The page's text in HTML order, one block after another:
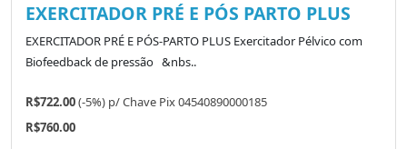
EXERCITADOR PRÉ E PÓS PARTO PLUS
EXERCITADOR PRÉ E PÓS-PARTO PLUS Exercitador Pélvico com
Biofeedback de pressão &nbs..
R$722.00(-5%) p/Chave Pix 04540890000185
R$760.00